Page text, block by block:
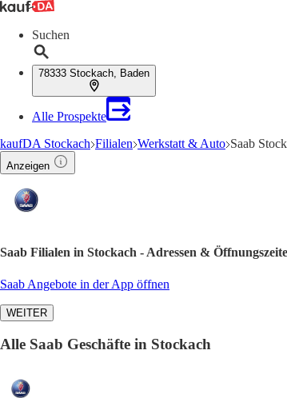
Suchen
78333 Stockach, Baden
Alle Prospekte
kaufDA Stockach Filialen Werkstatt & Auto Saab
Anzeigen
Saab Filialen in Stockach - Adressen &
Saab Angebote in der App öffnen
WEITER
Alle Saab Geschäfte in Stockach